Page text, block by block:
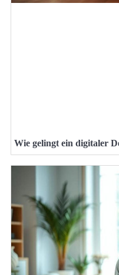
Wie gelingt ein digitaler